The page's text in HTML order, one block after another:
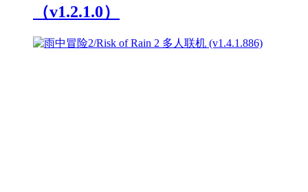
（v1.2.1.0）